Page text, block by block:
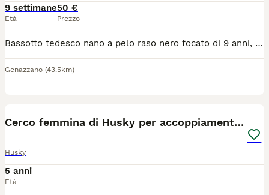
9 settimane
Età
50 €
Prezzo
Bassotto tedesco nano a pelo raso nero focato di 9 anni, cerca femmina per accoppiamento. Sangue VolsciDachs. Con pedigree.
Genazzano (43.5km)
Cerco femmina di Husky per accoppiamento(pedigree)
Husky
5 anni
Età